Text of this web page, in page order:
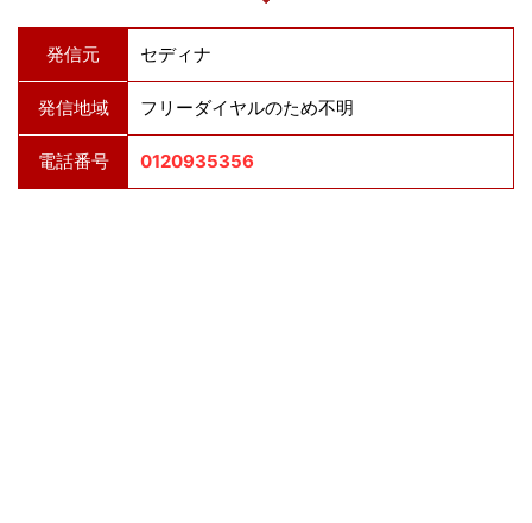
発信元 セディナ
発信地域 フリーダイヤルのため不明
電話番号 0120935356